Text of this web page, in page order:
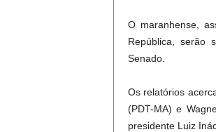
O maranhense,
República, serão
Senado.
Os relatórios
(PDT-MA) e
presidente Luiz